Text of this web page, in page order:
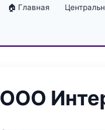
🏠 Главная
ООО